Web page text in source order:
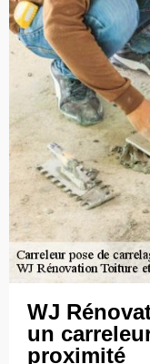
WJ
un
proximité